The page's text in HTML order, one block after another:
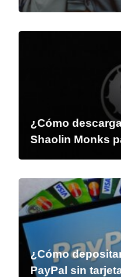
¿Cómo
Shaolin Monks
¿Cómo
PayPal sin